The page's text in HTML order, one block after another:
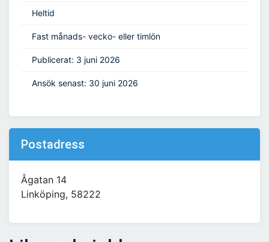
Heltid
Fast månads- vecko- eller timlön
Publicerat: 3 juni 2026
Ansök senast: 30 juni 2026
Postadress
Ågatan 14
Linköping, 58222